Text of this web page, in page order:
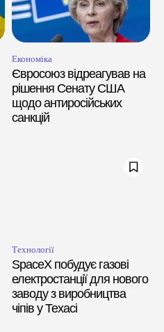
Економіка
Євросоюз відреагував на
рішення Сенату США
щодо антиросійських
санкцій
Технології
SpaceX побудує газові
електростанції для нового
заводу з виробництва
чіпів у Техасі